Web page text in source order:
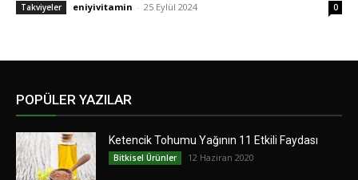
Takviyeler eniyivitamin - 25 Eylül 2024 0
POPÜLER YAZILAR
Ketencik Tohumu Yağının 11 Etkili Faydası
Bitkisel Ürünler 12 Haziran 2020